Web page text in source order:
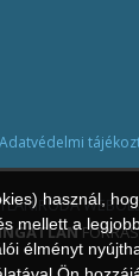
Adatvédelmi
FORRÁS
használ,
mellett a
élményt